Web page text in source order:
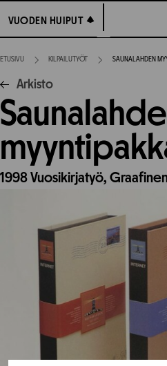
suoraan
sisältöön
VUODEN HUIPUT
VUODEN HUIPUT
ETUSIVU KILPAILUTYÖT SAUNALAHDEN
Arkisto
1998Vuosikirjatyö,